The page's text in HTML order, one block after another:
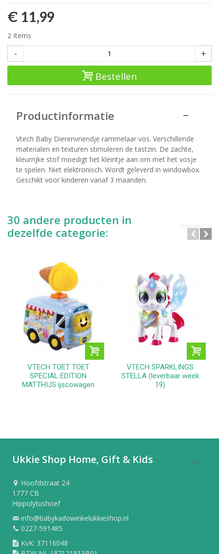
€ 11,99
2 Items
- +
Bestellen
Productinformatie
Vtech Baby Dierenvriendje rammelaar vos. Verschillende
materialen en texturen stimuleren de tastzin. De zachte,
kleurrijke stof moedigt het kleintje aan om met het vosje
te spelen. Niet elektronisch. Wordt geleverd in windowbox.
Geschikt voor kinderen vanaf 3 maanden.
30 andere producten in
dezelfde categorie:
VTECH TOET TOET
SPECIAL EDITION
MATTHIJS ijscowagen
VTECH SPARKLINGS
STELLA (leverbaar week
19)
Ukkie Shop Home, Gift & Kids
Hoofdstraat 24
1777 CB
Hippolytushoef
info@babykadowinkelukkieshop.nl
0227-591485
KvK: 37116048